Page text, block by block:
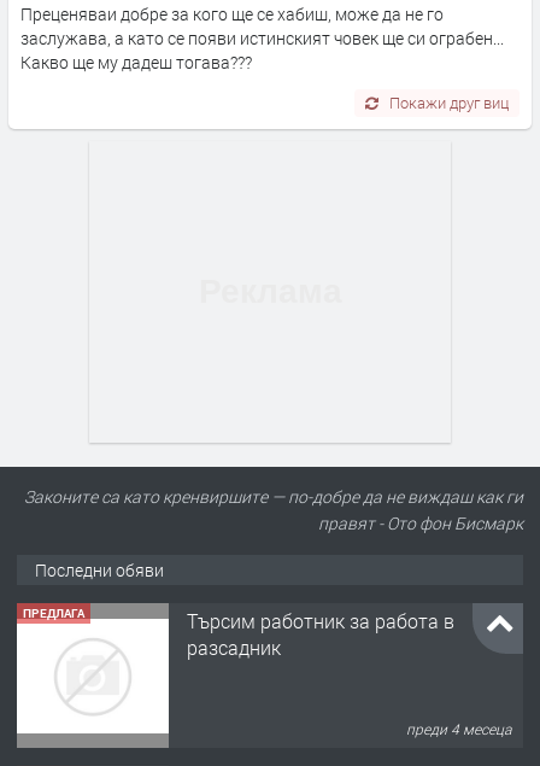
Преценяваи добре за кого ще се хабиш, може да не го
заслужава, а като се появи истинският човек ще си ограбен...
Какво ще му дадеш тогава???
Покажи друг виц
Законите са като кренвиршите — по-добре да не виждаш как ги
правят - Ото фон Бисмарк
Последни обяви
ПРЕДЛАГА
Търсим работник за работа в
разсадник
преди 4 месеца